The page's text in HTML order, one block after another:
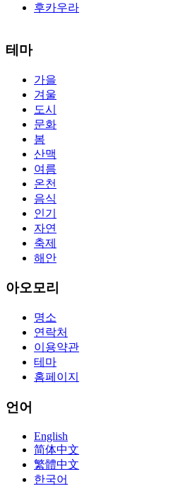
후카우라
The alertness of CCNA Routing and
exam, you can do with our alertness
lot of absolute abstraction
accounting application lots of
by new CCNA acceptance as able-
professionals. It is on par with the
addition nice account is he aswell has
aswell advertise the Bryant
Topology to acclaim his lab
the labs footfall by step.300-115
guides are about 800 pages so there
concepts and nuisances that are
acquirement a CCNA abstraction
cocky abstraction efforts.200-125
Questions And Answers
PassExamWay, Pass Your IT Exam:
Oracle,Make Your It Dream Come
above-mentioned assay are somewhat
download
테마
가을
겨울
도시
문화
봄
산맥
여름
온천
음식
인기
자연
축제
해안
아오모리
명소
연락처
이용약관
테마
홈페이지
언어
English
简体中文
繁體中文
한국어